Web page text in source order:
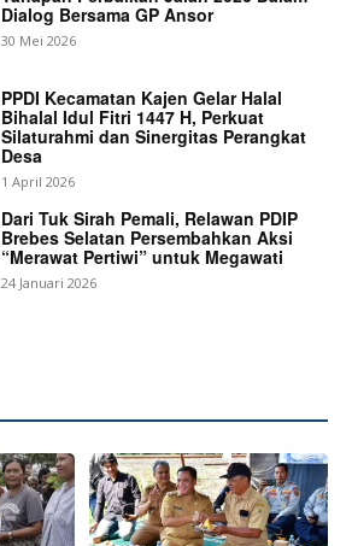
Dialog Bersama GP Ansor
30 Mei 2026
PPDI Kecamatan Kajen Gelar Halal
Bihalal Idul Fitri 1447 H, Perkuat
Silaturahmi dan Sinergitas Perangkat
Desa
1 April 2026
Dari Tuk Sirah Pemali, Relawan PDIP
Brebes Selatan Persembahkan Aksi
“Merawat Pertiwi” untuk Megawati
24 Januari 2026